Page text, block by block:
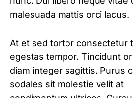
malesuada mattis orci lacus.
At et sed tortor consectetur
egestas tempor. Tincidunt
diam integer sagittis. Purus
sodales sit molestie velit at